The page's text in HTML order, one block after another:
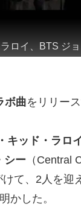
ロイ、BTS ジ
ボ曲をリリース
キッド・ラロ
シー （Central
て、2人を迎
かした。